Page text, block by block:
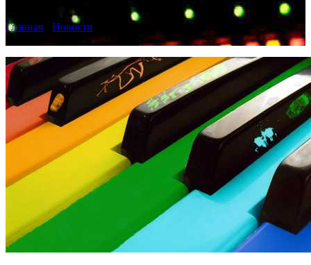
Главная Новости
Работа для аранжировщиков и